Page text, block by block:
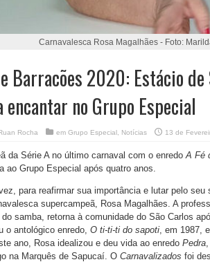
Carnavalesca Rosa Magalhães - Foto:
Barracões 2020: Estácio
encantar no Grupo Especial
Rocha em Grupo Especial Notícias 13 de
da Série A no último carnaval com o enredo A Fé
ao Grupo Especial após quatro anos.
para reafirmar sua importância e lutar pelo
supercampeã, Rosa Magalhães. A
samba, retorna à comunidade do São Carlos
o antológico enredo, O ti-ti-ti do sapoti , em 1987,
ano, Rosa idealizou e deu vida ao enredo Pedra
na Marquês de Sapucaí. O Carnavalizados foi